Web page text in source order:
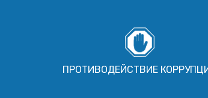
ПРОТИВОДЕЙСТВИЕ